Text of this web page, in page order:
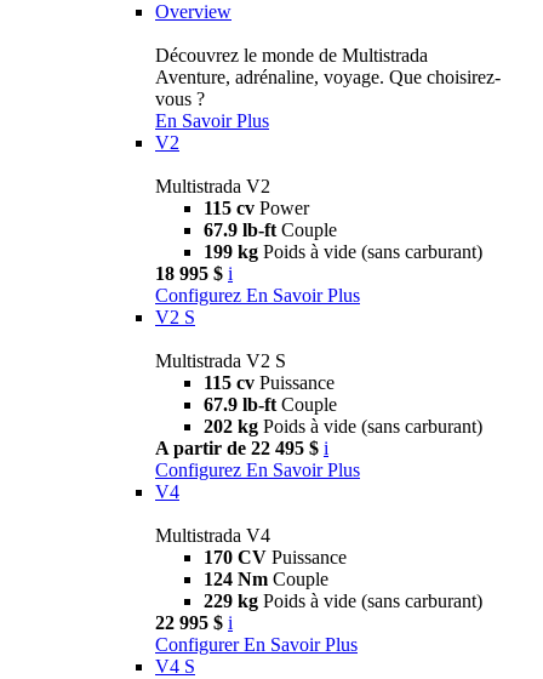
Overview
Découvrez le monde de Multistrada
Aventure, adrénaline, voyage. Que choisirez-
vous ?
En Savoir Plus
V2
Multistrada V2
115 cv Power
67.9 lb-ft Couple
199 kg Poids à vide (sans carburant)
18 995 $ i
Configurez En Savoir Plus
V2 S
Multistrada V2 S
115 cv Puissance
67.9 lb-ft Couple
202 kg Poids à vide (sans carburant)
A partir de 22 495 $ i
Configurez En Savoir Plus
V4
Multistrada V4
170 CV Puissance
124 Nm Couple
229 kg Poids à vide (sans carburant)
22 995 $ i
Configurer En Savoir Plus
V4 S